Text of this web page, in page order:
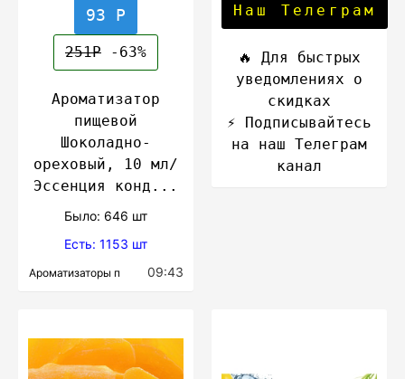
93 Р
251Р -63%
Ароматизатор
пищевой
Шоколадно-
ореховый, 10 мл/
Эссенция конд...
Было: 646 шт
Есть: 1153 шт
Ароматизаторы п 09:43
Наш Телеграм
🔥 Для быстрых
уведомлениях о
скидках
⚡️ Подписывайтесь
на наш Телеграм
канал